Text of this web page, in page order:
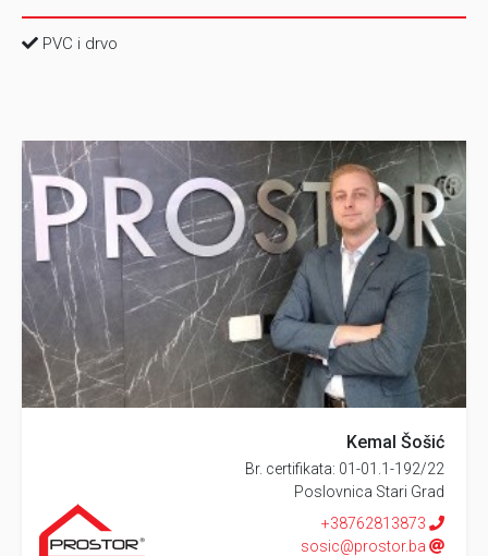
PVC i drvo
Kemal Šošić
Br. certifikata: 01-01.1-192/22
Poslovnica Stari Grad
+38762813873
sosic@prostor.ba